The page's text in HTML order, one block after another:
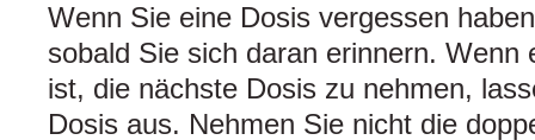
Wenn Sie eine Dosis vergessen
sobald Sie sich daran erinnern. Wenn
ist, die nächste Dosis zu nehmen,
Dosis aus. Nehmen Sie nicht die